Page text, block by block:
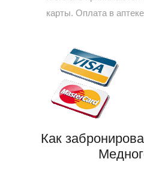
карты. Оплата в
Как